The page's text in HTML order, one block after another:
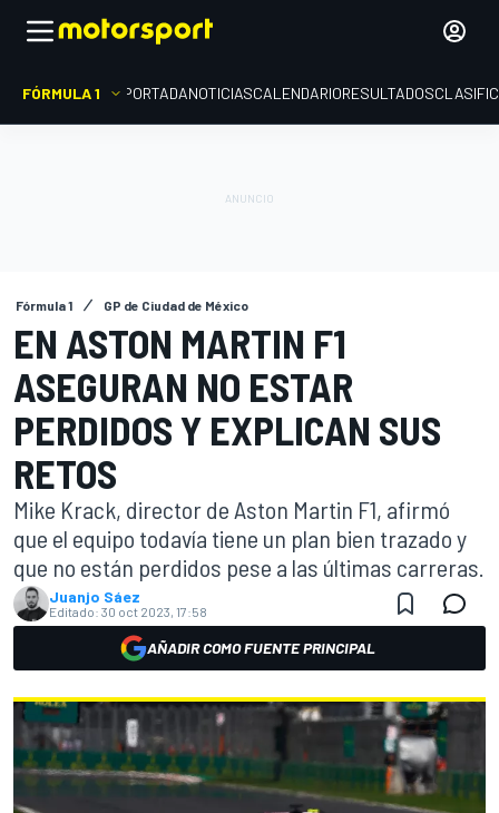
FÓRMULA 1 PORTADANOTICIASCALENDARIORESULTADOS
Fórmula 1 GP de Ciudad de México
EN ASTON MARTIN F1
ASEGURAN NO ESTAR
PERDIDOS Y EXPLICAN SUS
RETOS
Mike Krack, director de Aston Martin F1, afirmó
que el equipo todavía tiene un plan bien trazado y
que no están perdidos pese a las últimas carreras.
Juanjo Sáez
Editado: 30 oct 2023, 17:58
AÑADIR COMO FUENTE PRINCIPAL